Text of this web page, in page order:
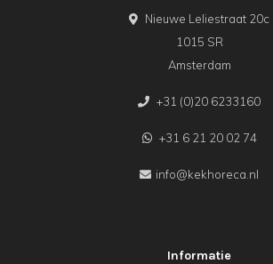
Nieuwe Leliestraat 20c
1015 SR
Amsterdam
+31 (0)20 6233160
+31 6 21 20 02 74
info@kekhoreca.nl
Informatie